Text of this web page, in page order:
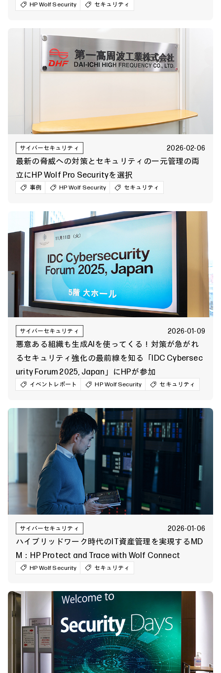
HP Wolf Security セキュリティ
サイバーセキュリティ 2026-02-06
最新の脅威への対策とセキュリティの一元管理の両
立にHP Wolf Pro Securityを選択
事例 HP Wolf Security セキュリティ
サイバーセキュリティ 2026-01-09
悪意ある組織も生成AIを使ってくる！対策が急がれ
るセキュリティ強化の最前線を知る「IDC Cybersec
urity Forum 2025, Japan」にHPが参加
イベントレポート HP Wolf Security セキュリティ
サイバーセキュリティ 2026-01-06
ハイブリッドワーク時代のIT資産管理を実現するMD
M：HP Protect and Trace with Wolf Connect
HP Wolf Security セキュリティ